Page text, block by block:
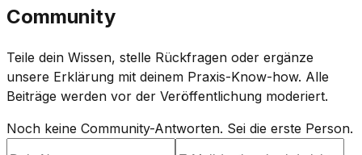
Community
Teile dein Wissen, stelle Rückfragen oder ergänze
unsere Erklärung mit deinem Praxis-Know-how. Alle
Beiträge werden vor der Veröffentlichung moderiert.
Noch keine Community-Antworten. Sei die erste Person.